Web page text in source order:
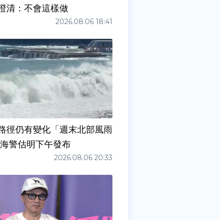
清：不會這樣做
2026.08.06 18:41
徑仍有變化「週末北部風雨
警估明下午發布
2026.08.06 20:33